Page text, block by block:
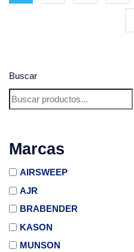
Buscar
Marcas
AIRSWEEP
AJR
BRABENDER
KASON
MUNSON